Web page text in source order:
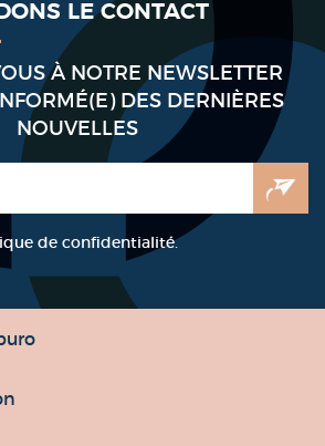
LE CONTACT
À NOTRE NEWSLETTER
DES DERNIÈRES
NOUVELLES
de confidentialité.